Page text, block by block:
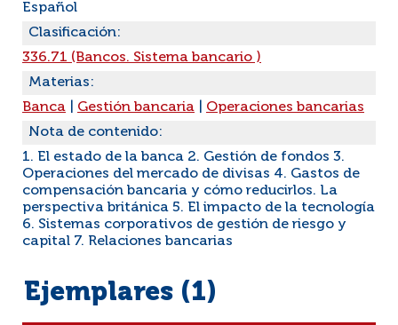
Español
Clasificación:
336.71 (Bancos. Sistema bancario )
Materias:
Banca
Gestión bancaria
Operaciones bancarias
Nota de contenido:
1. El estado de la banca 2. Gestión de fondos 3.
Operaciones del mercado de divisas 4. Gastos de
compensación bancaria y cómo reducirlos. La
perspectiva británica 5. El impacto de la tecnología
6. Sistemas corporativos de gestión de riesgo y
capital 7. Relaciones bancarias
Ejemplares (1)